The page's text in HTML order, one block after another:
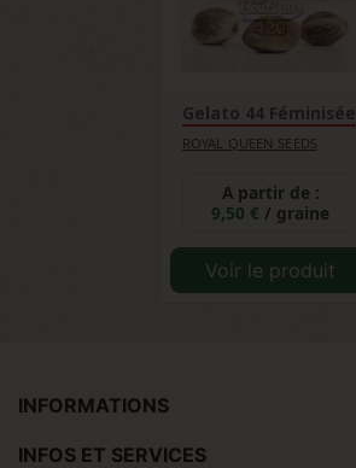
Gelato 44 Féminisée
ROYAL QUEEN SEEDS
A partir de :
9,50 € / graine
Voir le produit
INFORMATIONS
INFOS ET SERVICES